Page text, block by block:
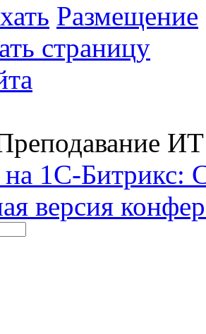
Размещение
страницу
на 1С-Битрикс:
версия